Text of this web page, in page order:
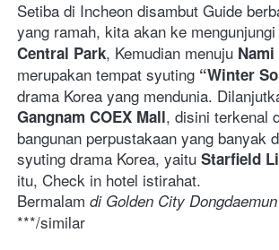
Setiba di Incheon disambut Guide
yang ramah, kita akan ke mengunjungi
Central Park, Kemudian menuju
merupakan tempat syuting “Winter
Gangnam COEX Mall, disini terkenal
bangunan perpustakaan yang banyak
syuting drama Korea, yaitu Starfield
itu, Check in hotel istirahat.
Bermalam di Golden City
***/similar